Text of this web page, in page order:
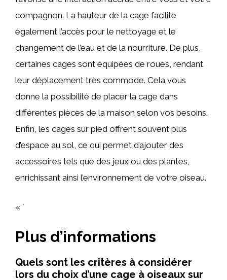
compagnon. La hauteur de la cage facilite
également l’accès pour le nettoyage et le
changement de l’eau et de la nourriture. De plus,
certaines cages sont équipées de roues, rendant
leur déplacement très commode. Cela vous
donne la possibilité de placer la cage dans
différentes pièces de la maison selon vos besoins.
Enfin, les cages sur pied offrent souvent plus
d’espace au sol, ce qui permet d’ajouter des
accessoires tels que des jeux ou des plantes,
enrichissant ainsi l’environnement de votre oiseau.
« `
Plus d’informations
Quels sont les critères à considérer
lors du choix d’une cage à oiseaux sur